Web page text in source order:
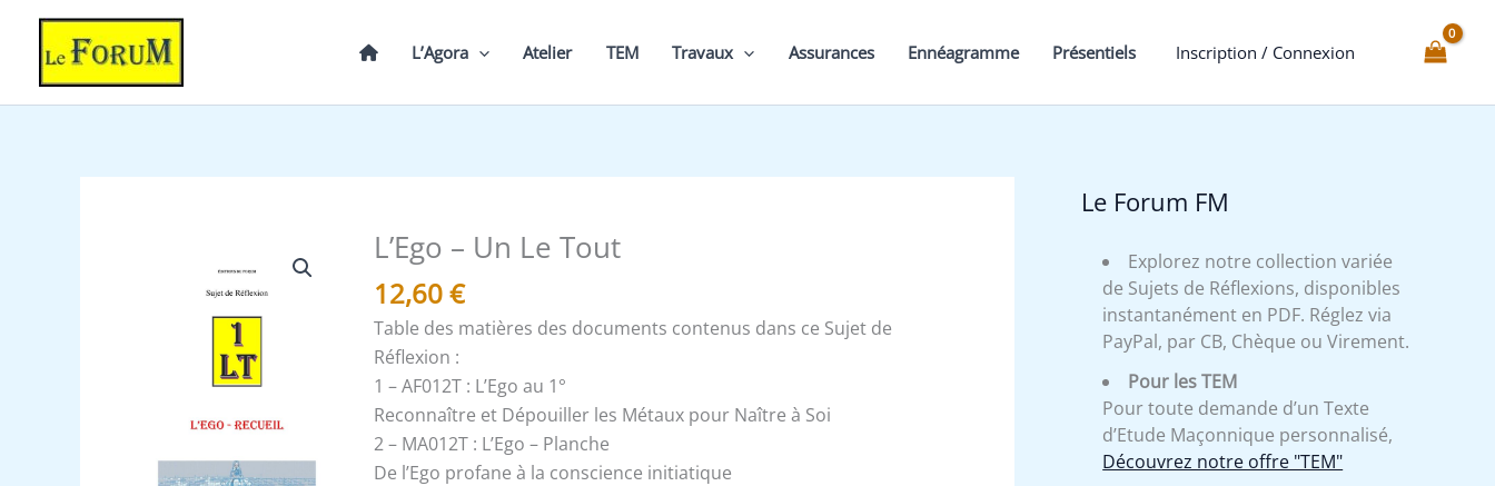
contenu
L’Agora Atelier TEM Travaux Assurances Ennéagramme Présentiels Inscription / Connexion
L’Ego – Un Le Tout
12,60€
Table des matières des documents contenus dans ce Sujet de
Réflexion :
1 – AF012T : L’Ego au 1°
Reconnaître et Dépouiller les Métaux pour Naître à Soi
2 – MA012T : L’Ego – Planche
De l’Ego profane à la conscience initiatique
quantité
L’Ego
-
Un
Le
Tout
Le Forum FM
Explorez notre collection variée
de Sujets de Réflexions, disponibles
instantanément en PDF. Réglez via
PayPal, par CB, Chèque ou Virement.
Pour les TEM
Pour toute demande d’un Texte
d’Etude Maçonnique personnalisé,
Découvrez notre offre "TEM"